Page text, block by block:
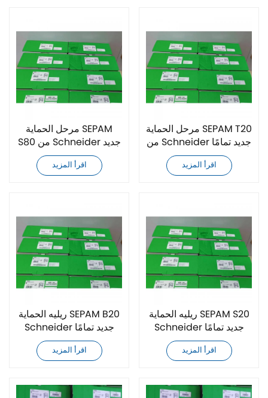
مرحل الحماية SEPAM
S80 من Schneider جديد
تمامًا
اقرأ المزيد
مرحل الحماية SEPAM T20
من Schneider جديد تمامًا
اقرأ المزيد
ريليه الحماية SEPAM B20
Schneider جديد تمامًا
اقرأ المزيد
ريليه الحماية SEPAM S20
Schneider جديد تمامًا
اقرأ المزيد